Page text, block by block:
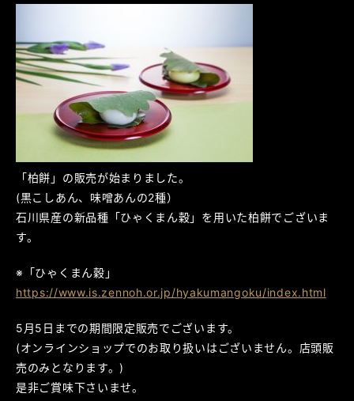
「柏餅」の販売が始まりました。
(黒こしあん、味噌あんの2種）
石川県産の新品種「ひゃくまん穀」を用いた柏餅でございま
す。
※「ひゃくまん穀」
https://www.is.zennoh.or.jp/hyakumangoku/index.html
5月5日までの期間限定販売でございます。
(オンラインショップでのお取り扱いはございません。店頭販
売のみとなります。)
是非ご賞味下さいませ。